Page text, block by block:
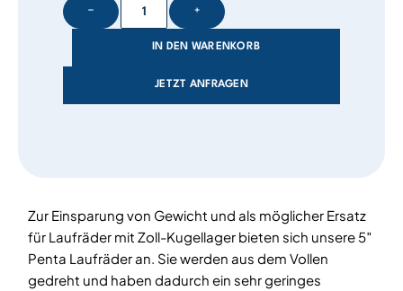
− +
IN DEN WARENKORB
JETZT ANFRAGEN
Zur Einsparung von Gewicht und als möglicher Ersatz
für Laufräder mit Zoll-Kugellager bieten sich unsere 5″
Penta Laufräder an. Sie werden aus dem Vollen
gedreht und haben dadurch ein sehr geringes